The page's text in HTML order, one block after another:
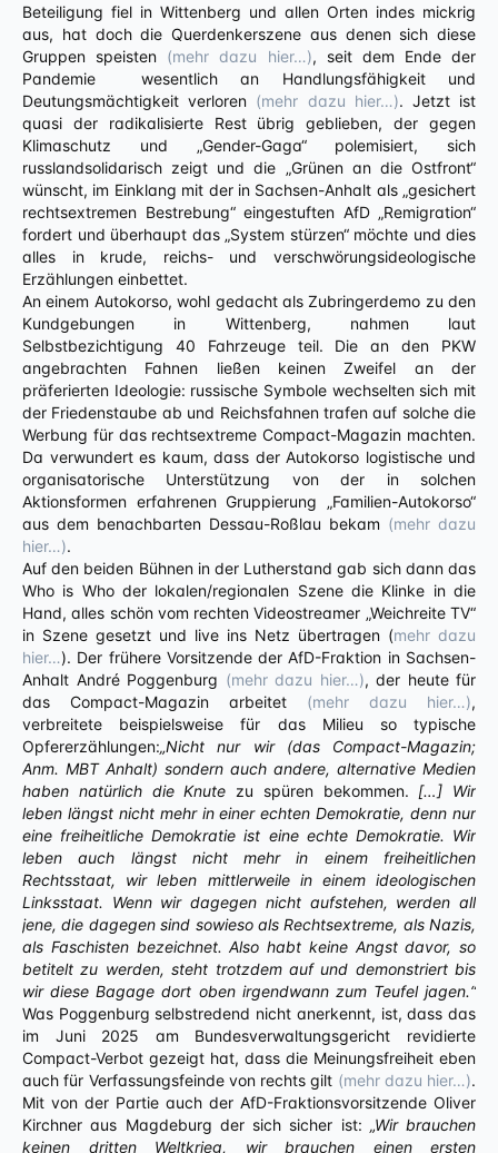
Beteiligung fiel in Wittenberg und allen Orten indes mickrig
aus, hat doch die Querdenkerszene aus denen sich diese
Gruppen speisten (mehr dazu hier…), seit dem Ende der
Pandemie wesentlich an Handlungsfähigkeit und
Deutungsmächtigkeit verloren (mehr dazu hier…). Jetzt ist
quasi der radikalisierte Rest übrig geblieben, der gegen
Klimaschutz und „Gender-Gaga“ polemisiert, sich
russlandsolidarisch zeigt und die „Grünen an die Ostfront“
wünscht, im Einklang mit der in Sachsen-Anhalt als „gesichert
rechtsextremen Bestrebung“ eingestuften AfD „Remigration“
fordert und überhaupt das „System stürzen“ möchte und dies
alles in krude, reichs- und verschwörungsideologische
Erzählungen einbettet.
An einem Autokorso, wohl gedacht als Zubringerdemo zu den
Kundgebungen in Wittenberg, nahmen laut
Selbstbezichtigung 40 Fahrzeuge teil. Die an den PKW
angebrachten Fahnen ließen keinen Zweifel an der
präferierten Ideologie: russische Symbole wechselten sich mit
der Friedenstaube ab und Reichsfahnen trafen auf solche die
Werbung für das rechtsextreme Compact-Magazin machten.
Da verwundert es kaum, dass der Autokorso logistische und
organisatorische Unterstützung von der in solchen
Aktionsformen erfahrenen Gruppierung „Familien-Autokorso“
aus dem benachbarten Dessau-Roßlau bekam (mehr dazu
hier…).
Auf den beiden Bühnen in der Lutherstand gab sich dann das
Who is Who der lokalen/regionalen Szene die Klinke in die
Hand, alles schön vom rechten Videostreamer „Weichreite TV“
in Szene gesetzt und live ins Netz übertragen (mehr dazu
hier…). Der frühere Vorsitzende der AfD-Fraktion in Sachsen-
Anhalt André Poggenburg (mehr dazu hier…), der heute für
das Compact-Magazin arbeitet (mehr dazu hier…),
verbreitete beispielsweise für das Milieu so typische
Opfererzählungen:„Nicht nur wir (das Compact-Magazin;
Anm. MBT Anhalt) sondern auch andere, alternative Medien
haben natürlich die Knute zu spüren bekommen. […] Wir
leben längst nicht mehr in einer echten Demokratie, denn nur
eine freiheitliche Demokratie ist eine echte Demokratie. Wir
leben auch längst nicht mehr in einem freiheitlichen
Rechtsstaat, wir leben mittlerweile in einem ideologischen
Linksstaat. Wenn wir dagegen nicht aufstehen, werden all
jene, die dagegen sind sowieso als Rechtsextreme, als Nazis,
als Faschisten bezeichnet. Also habt keine Angst davor, so
betitelt zu werden, steht trotzdem auf und demonstriert bis
wir diese Bagage dort oben irgendwann zum Teufel jagen.“
Was Poggenburg selbstredend nicht anerkennt, ist, dass das
im Juni 2025 am Bundesverwaltungsgericht revidierte
Compact-Verbot gezeigt hat, dass die Meinungsfreiheit eben
auch für Verfassungsfeinde von rechts gilt (mehr dazu hier…).
Mit von der Partie auch der AfD-Fraktionsvorsitzende Oliver
Kirchner aus Magdeburg der sich sicher ist: „Wir brauchen
keinen dritten Weltkrieg, wir brauchen einen ersten